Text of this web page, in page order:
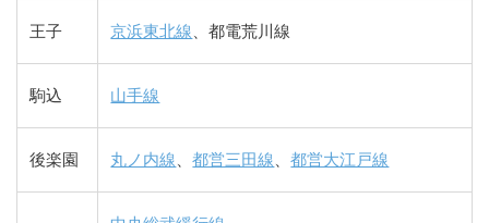
王子 京浜東北線 、都電荒川線
駒込 山手線
後楽園 丸ノ内線 、都営三田線 、都営大江戸線